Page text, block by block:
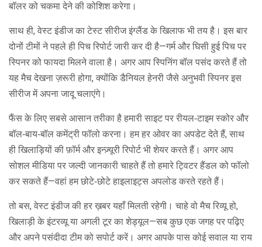
बॉलर को चकमा देने की कोशिश करेगा।
साथ ही, वेस्ट इंडीज का टेस्ट सीरीज इंग्लैंड के खिलाफ भी तय है। इस बार
दोनों टीमों ने पहले ही पिच रिपोर्ट जारी कर दी है—गर्म और घिसी हुई पिच पर
स्पिनर को फायदा मिलने वाला है। अगर आप स्पिनिंग बॉल पसंद करते हैं तो
यह मैच देखना ज़रूरी होगा, क्योंकि डैनियल हेनरी जैसे अनुभवी स्पिनर इस
सीरीज में अपना जादू चलाएंगे।
फैंस के लिए सबसे आसान तरीका है हमारी साइट पर रीयल‑टाइम स्कोर और
बॉल‑बाय‑बॉल कमेंट्री फॉलो करना। हम हर ओवर का अपडेट देते हैं, साथ
ही खिलाड़ियों की फ़ॉर्म और इन्ज़्यूरी रिपोर्ट भी शेयर करते हैं। अगर आप
सोशल मीडिया पर जल्दी जानकारी चाहते हैं तो हमारे ट्विटर हैंडल को फॉलो
कर सकते हैं—वहां हम छोटे‑छोटे हाइलाइट्स अपलोड करते रहते हैं।
तो बस, वेस्ट इंडीज की हर ख़बर यहाँ मिलती रहेगी। चाहे वो मैच रिव्यू हो,
खिलाड़ी के इंटरव्यू या अगली टूर का शेड्यूल—सब कुछ एक जगह पर पढ़िए
और अपने पसंदीदा टीम को सपोर्ट करें। अगर आपके पास कोई सवाल या राय